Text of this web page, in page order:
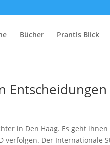
Bücher Prantls Blick
in Den Haag. Es geht
verfolgen. Der Internationale